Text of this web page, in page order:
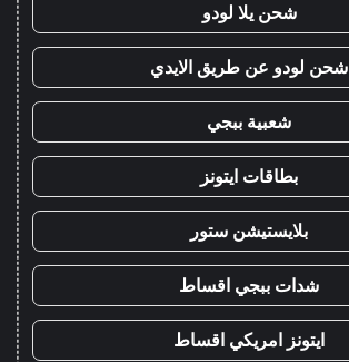
شحن يلا لودو
شحن لودو عن طريق الايدي
شعبية ببجي
بطاقات ايتونز
بلايستيشن ستور
شدات ببجي اقساط
ايتونز امريكي اقساط